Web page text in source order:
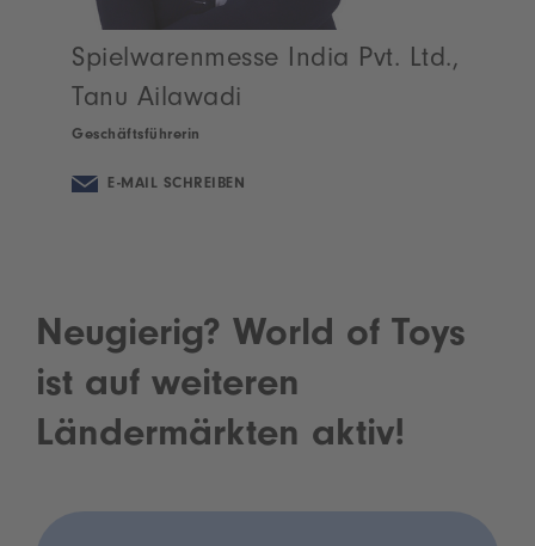
Spielwarenmesse India Pvt. Ltd.,
Tanu Ailawadi
Geschäftsführerin
E-MAIL SCHREIBEN
Neugierig? World of Toys
ist auf weiteren
Ländermärkten aktiv!